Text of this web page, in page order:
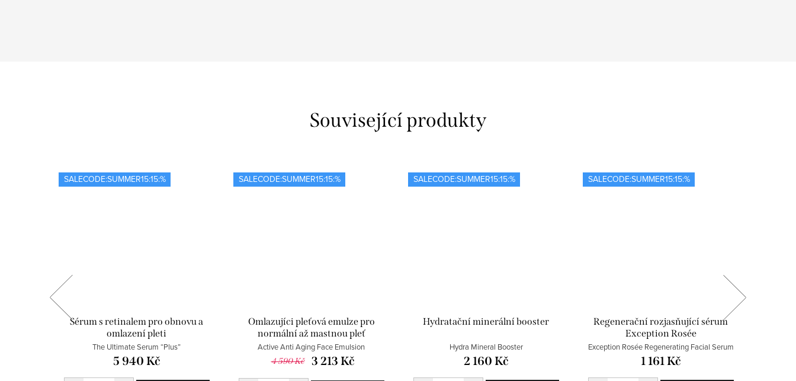
Související produkty
SALECODE:SUMMER15:15:%
Sérum s retinalem pro obnovu a
omlazení pleti
The Ultimate Serum “Plus”
5 940 Kč
SALECODE:SUMMER15:15:%
Omlazujíci pleťová emulze pro
normální až mastnou pleť
Active Anti Aging Face Emulsion
4 590 Kč 3 213 Kč
SALECODE:SUMMER15:15:%
Hydratační minerální booster
Hydra Mineral Booster
2 160 Kč
SALECODE:SUMMER15:15:%
Regenerační rozjasňující sérum
Exception Rosée
Exception Rosée Regenerating Facial Serum
1 161 Kč